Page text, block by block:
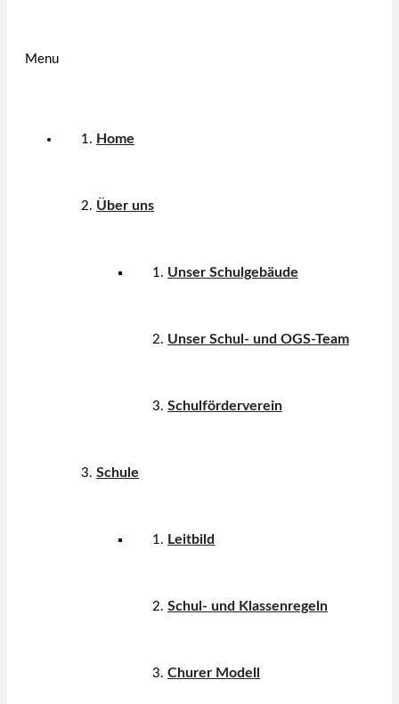
Menu
Home
Über uns
Unser Schulgebäude
Unser Schul- und OGS-Team
Schulförderverein
Schule
Leitbild
Schul- und Klassenregeln
Churer Modell